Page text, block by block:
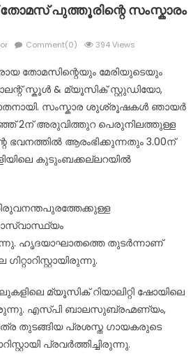
തോമസ് പുത്തൂരിന്റെ സംസ്കാരം
Comment(0) 394 Views
തോമസിന്റെയും മേരിയുടെയും
സ്കൂൾ & മ്യൂസിക് സ്റ്റുഡിയോ,
സംസ്കാര ശുശ്രൂഷകൾ ഞായർ
2ന് അരുവിത്തുറ പെരുനിലത്തുള്ള
ആരംഭിക്കുന്നതും 3.00ന്
കുടുംബക്കല്ലറയിൽ
ഹൃദയാഘാതത്തെ തുടര്‍ന്നാണ്
മ്യൂസിക് റിയാലിറ്റി ഷോയിലെ
എസ്പി ബാലസുബ്രഹ്മണ്യം,
തുടങ്ങിയ പ്രശസ്ത ഗായകരുടെ
പ്രവര്‍ത്തിച്ചിരുന്നു.